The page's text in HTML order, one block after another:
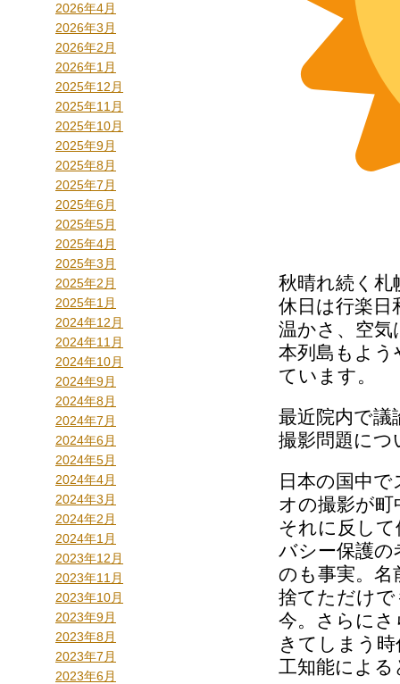
2026年4月
2026年3月
2026年2月
2026年1月
2025年12月
2025年11月
2025年10月
2025年9月
2025年8月
2025年7月
2025年6月
2025年5月
2025年4月
2025年3月
2025年2月
2025年1月
2024年12月
2024年11月
2024年10月
2024年9月
2024年8月
2024年7月
2024年6月
2024年5月
2024年4月
2024年3月
2024年2月
2024年1月
2023年12月
2023年11月
2023年10月
2023年9月
2023年8月
2023年7月
2023年6月
秋晴れ続く札
休日は行楽日
温かさ、空
本列島もよ
ています。
最近院内で
撮影問題につ
日本の国中
オの撮影が
それに反し
バシー保護
のも事実。名
捨てただけ
今。さらに
きてしまう
工知能によ